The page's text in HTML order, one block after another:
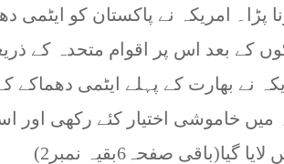
پڑا۔ امریکہ نے پاکستان کو ایٹمی
کے بعد اس پر اقوام متحدہ کے
نے بھارت کے پہلے ایٹمی دھماکے
میں خاموشی اختیار کئے رکھی
صفحہ6بقیہ نمبر2)